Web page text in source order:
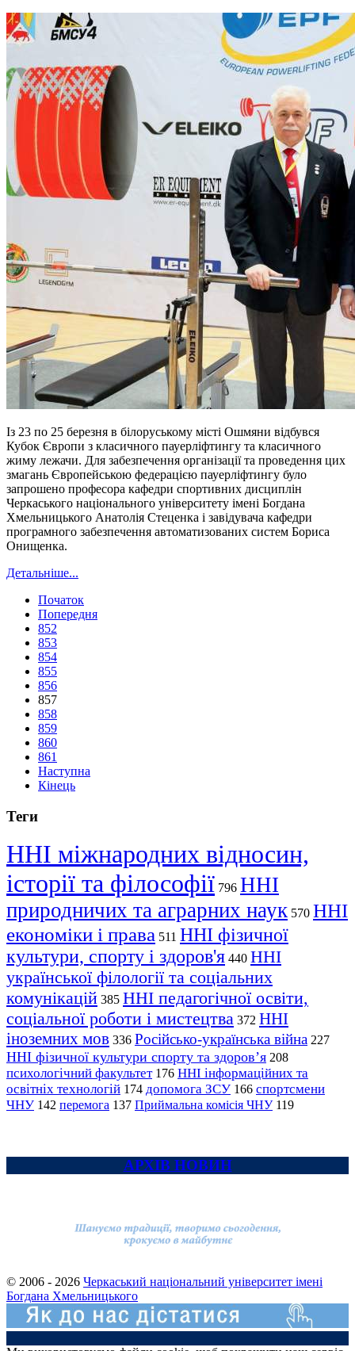
Із 23 по 25 березня в білоруському місті Ошмяни відбувся
Кубок Європи з класичного пауерліфтингу та класичного
жиму лежачи. Для забезпечення організації та проведення цих
змагань Європейською федерацією пауерліфтингу було
запрошено професора кафедри спортивних дисциплін
Черкаського національного університету імені Богдана
Хмельницького Анатолія Стеценка і завідувача кафедри
програмного забезпечення автоматизованих систем Бориса
Онищенка.
Детальніше...
Початок
Попередня
852
853
854
855
856
857
858
859
860
861
Наступна
Кінець
Теги
ННІ міжнародних відносин,
історії та філософії 796 ННІ
природничих та аграрних наук 570 ННІ
економіки і права 511 ННІ фізичної
культури, спорту і здоров'я 440 ННІ
української філології та соціальних
комунікацій 385 ННІ педагогічної освіти,
соціальної роботи і мистецтва 372 ННІ
іноземних мов 336 Російсько-українська війна 227
ННІ фізичної культури спорту та здоров’я 208
психологічний факультет 176 ННІ інформаційних та
освітніх технологій 174 допомога ЗСУ 166 спортсмени
ЧНУ 142 перемога 137 Приймальна комісія ЧНУ 119
АРХІВ НОВИН
© 2006 - 2026 Черкаський національний університет імені
Богдана Хмельницького